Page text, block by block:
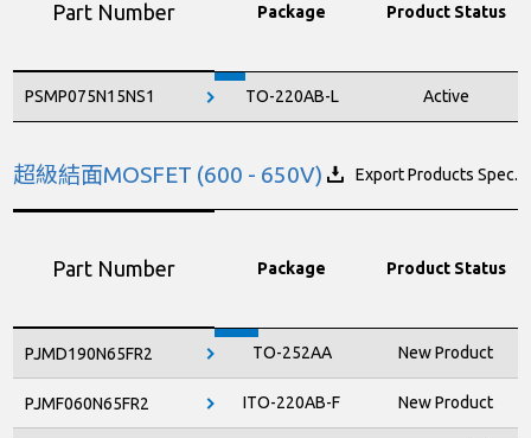
Part Number
PSMP075N15NS1
Package Product Status
TO-220AB-L Active
超級結面MOSFET (600 - 650V) Export Products Spec.
Part Number
PJMD190N65FR2
PJMF060N65FR2
Package Product Status
TO-252AA New Product
ITO-220AB-F New Product